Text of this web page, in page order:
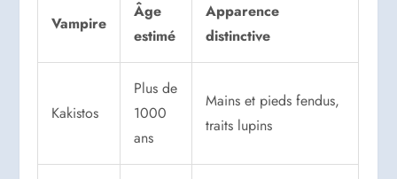
Vampire
Âge
estimé
Apparence
distinctive
Kakistos
Plus de
1000
ans
Mains et pieds fendus,
traits lupins